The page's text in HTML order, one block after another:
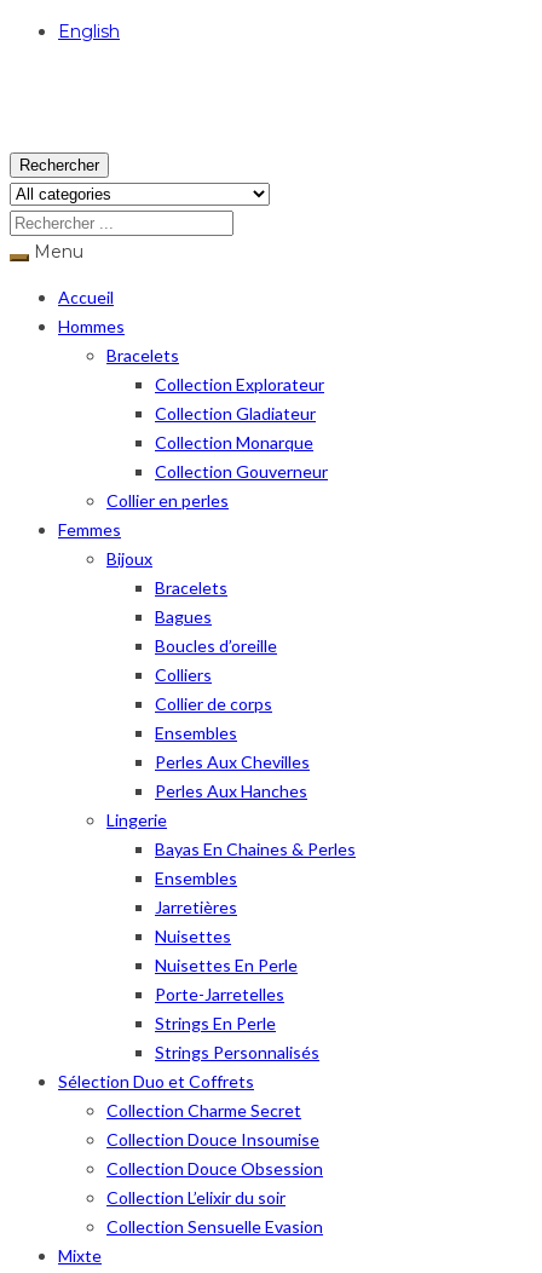
English
Rechercher
Menu
Accueil
Hommes
Bracelets
Collection Explorateur
Collection Gladiateur
Collection Monarque
Collection Gouverneur
Collier en perles
Femmes
Bijoux
Bracelets
Bagues
Boucles d’oreille
Colliers
Collier de corps
Ensembles
Perles Aux Chevilles
Perles Aux Hanches
Lingerie
Bayas En Chaines & Perles
Ensembles
Jarretières
Nuisettes
Nuisettes En Perle
Porte-Jarretelles
Strings En Perle
Strings Personnalisés
Sélection Duo et Coffrets
Collection Charme Secret
Collection Douce Insoumise
Collection Douce Obsession
Collection L’elixir du soir
Collection Sensuelle Evasion
Mixte